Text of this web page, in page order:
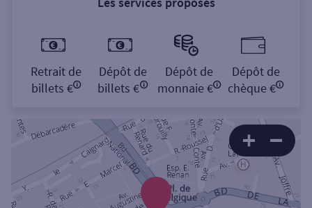
Retrait de
billets €
Dépôt de
billets €
Dépôt de
monnaie €
Dépôt de
chèque €